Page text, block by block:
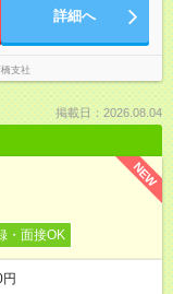
詳細へ
支社
掲載日：2026.08.04
NEW
・面接OK